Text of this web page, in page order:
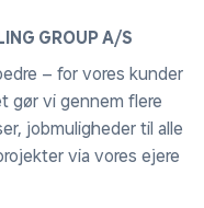
GROUP A/S
– for vores kunder
gør vi gennem flere
jobmuligheder til alle
via vores ejere